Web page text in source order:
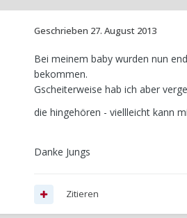
Geschrieben 27. August 2013
Bei meinem baby wurden nun
bekommen.
Gscheiterweise hab ich aber
die hingehören - viellleicht kann
Danke Jungs
Zitieren